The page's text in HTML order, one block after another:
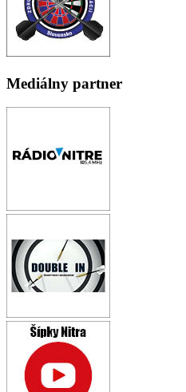
Mediálny partner